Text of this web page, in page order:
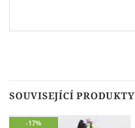
SOUVISEJÍCÍ PRODUKTY
-17%